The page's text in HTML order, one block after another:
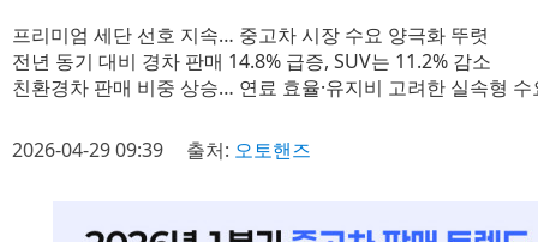
프리미엄 세단 선호 지속… 중고차 시장 수요 양극화 뚜렷
전년 동기 대비 경차 판매 14.8% 급증, SUV는 11.2% 감소
친환경차 판매 비중 상승… 연료 효율·유지비 고려한 실속형 수
2026-04-29 09:39 출처: 오토핸즈